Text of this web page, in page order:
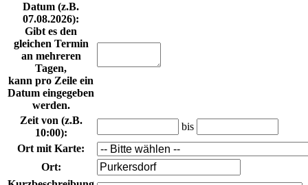
Datum (z.B.
07.08.2026):
Gibt es den
gleichen Termin
an mehreren
Tagen,
kann pro Zeile ein
Datum eingegeben
werden.
Zeit von(z.B.
10:00):
bis
Ort mit Karte:
Ort: